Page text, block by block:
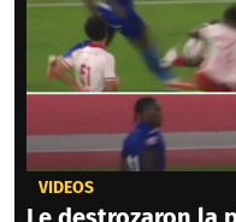
VIDEOS